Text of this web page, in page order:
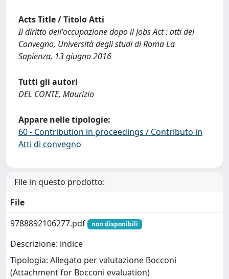
Acts Title / Titolo Atti
Il diritto dell'occupazione dopo il Jobs Act : atti del
Convegno, Università degli studi di Roma La
Sapienza, 13 giugno 2016
Tutti gli autori
DEL CONTE, Maurizio
Appare nelle tipologie:
60 - Contribution in proceedings / Contributo in
Atti di convegno
File in questo prodotto:
File
9788892106277.pdf
non disponibili
Descrizione: indice
Tipologia: Allegato per valutazione Bocconi
(Attachment for Bocconi evaluation)